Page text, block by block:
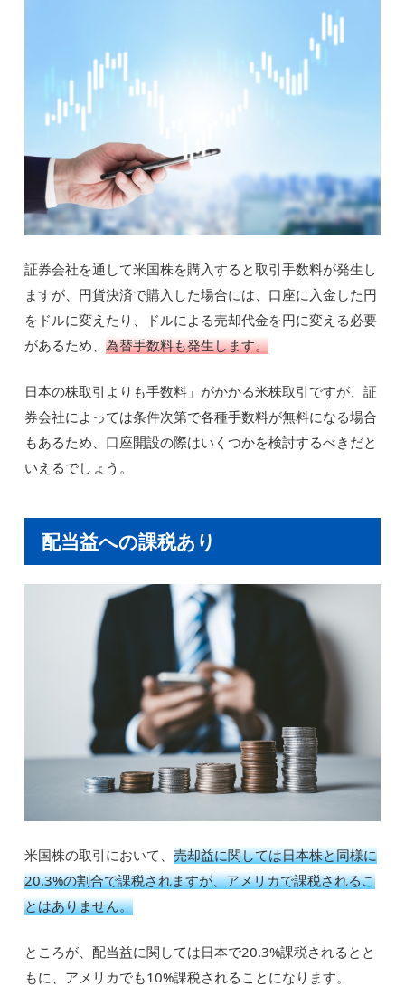
証券会社を通して米国株を購入すると取引手数料が発生し
ますが、円貨決済で購入した場合には、口座に入金した円
をドルに変えたり、ドルによる売却代金を円に変える必要
があるため、為替手数料も発生します。
日本の株取引よりも手数料」がかかる米株取引ですが、証
券会社によっては条件次第で各種手数料が無料になる場合
もあるため、口座開設の際はいくつかを検討するべきだと
いえるでしょう。
配当益への課税あり
米国株の取引において、売却益に関しては日本株と同様に
20.3%の割合で課税されますが、アメリカで課税されるこ
とはありません。
ところが、配当益に関しては日本で20.3%課税されるとと
もに、アメリカでも10%課税されることになります。